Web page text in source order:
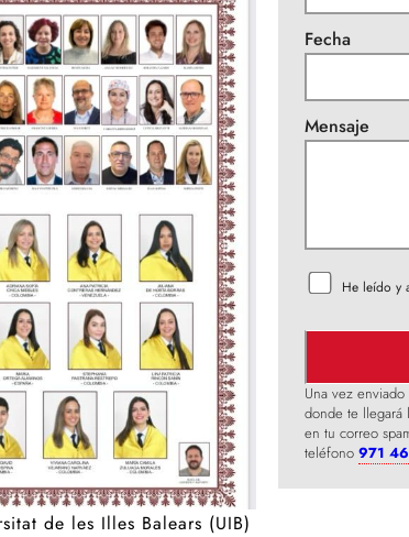
de les Illes Balears (UIB)
Fecha
Mensaje
He leído y
Una vez
donde te llegará
en tu correo
teléfono 971